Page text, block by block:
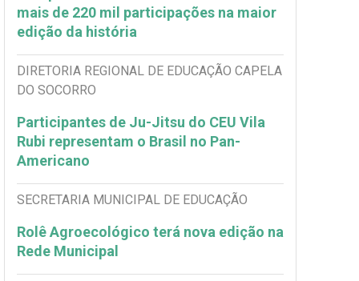
mais de 220 mil participações na maior
edição da história
DIRETORIA REGIONAL DE EDUCAÇÃO CAPELA
DO SOCORRO
Participantes de Ju-Jitsu do CEU Vila
Rubi representam o Brasil no Pan-
Americano
SECRETARIA MUNICIPAL DE EDUCAÇÃO
Rolê Agroecológico terá nova edição na
Rede Municipal